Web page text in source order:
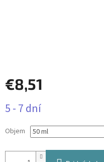
€8,51
cena:
5 - 7 dní
Objem